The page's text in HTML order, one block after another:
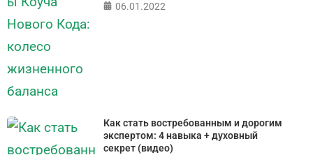
06.01.2022
Как стать востребованным и дорогим
экспертом: 4 навыка + духовный
секрет (видео)